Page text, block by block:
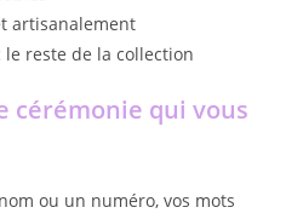
artisanalement
reste de la collection
cérémonie qui vous
ou un numéro, vos mots